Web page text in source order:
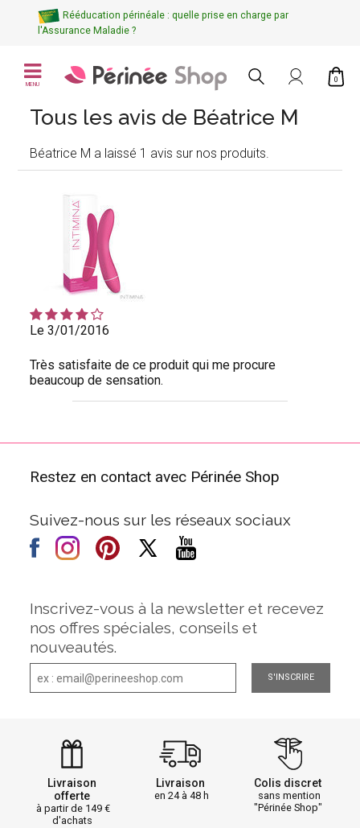
Rééducation périnéale : quelle prise en charge par
l'Assurance Maladie ?
MENU
0
Tous les avis de Béatrice M
Béatrice M a laissé 1 avis sur nos produits.
Le 3/01/2016
Très satisfaite de ce produit qui me procure
beaucoup de sensation.
Restez en contact avec Périnée Shop
Suivez-nous sur les réseaux sociaux
Inscrivez-vous à la newsletter et recevez
nos offres spéciales, conseils et
nouveautés.
S'INSCRIRE
Livraison
offerte
à partir de 149
d'achats
Livraison
en 24 à 48 h
Colis discret
sans mention
"Périnée Shop"